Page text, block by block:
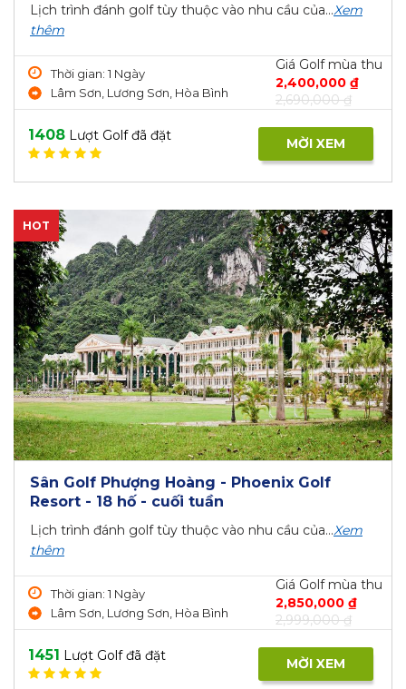
Lịch trình đánh golf tùy thuộc vào nhu cầu của...Xem
thêm
Thời gian: 1 Ngày
Lâm Sơn, Lương Sơn, Hòa Bình
Giá Golf mùa thu
2,400,000 ₫
2,690,000 ₫
1408 Lượt Golf đã đặt MỜI XEM
HOT
Sân Golf Phượng Hoàng - Phoenix Golf
Resort - 18 hố - cuối tuần
Lịch trình đánh golf tùy thuộc vào nhu cầu của...Xem
thêm
Thời gian: 1 Ngày
Lâm Sơn, Lương Sơn, Hòa Bình
Giá Golf mùa thu
2,850,000 ₫
2,999,000 ₫
1451 Lượt Golf đã đặt MỜI XEM